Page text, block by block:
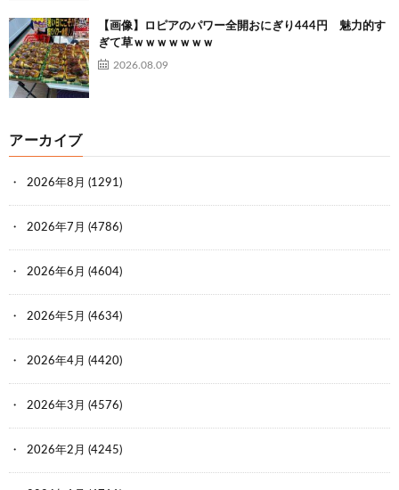
【画像】ロピアのパワー全開おにぎり444円 魅力的す
ぎて草ｗｗｗｗｗｗｗ
2026.08.09
アーカイブ
2026年8月 (1291)
2026年7月 (4786)
2026年6月 (4604)
2026年5月 (4634)
2026年4月 (4420)
2026年3月 (4576)
2026年2月 (4245)